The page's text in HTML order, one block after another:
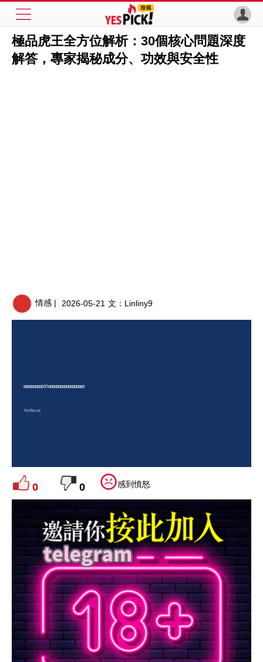
極品虎王全方位解析：30個核心問題深度
解答，專家揭秘成分、功效與安全性
情感 | 2026-05-21 文： Linliny9
0 0 感到憤怒